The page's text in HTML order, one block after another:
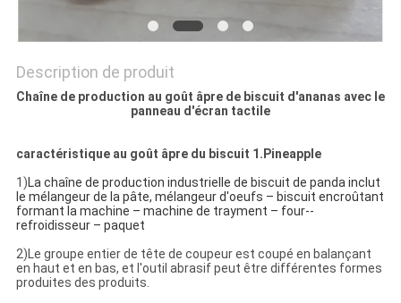
SITE
PRIVACY
Description de produit
Chaîne de production au goût âpre de biscuit d'ananas avec le
panneau d'écran tactile
caractéristique au goût âpre du biscuit 1.Pineapple
1)La chaîne de production industrielle de biscuit de panda inclut
le mélangeur de la pâte, mélangeur d'oeufs – biscuit encroûtant
formant la machine – machine de trayment – four--
refroidisseur – paquet
2)Le groupe entier de tête de coupeur est coupé en balançant
en haut et en bas, et l'outil abrasif peut être différentes formes
produites des produits.